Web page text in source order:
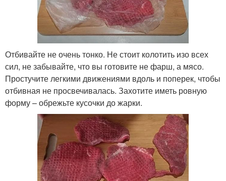
Отбивайте не очень тонко. Не стоит колотить изо всех
сил, не забывайте, что вы готовите не фарш, а мясо.
Простучите легкими движениями вдоль и поперек, чтобы
отбивная не просвечивалась. Захотите иметь ровную
форму – обрежьте кусочки до жарки.